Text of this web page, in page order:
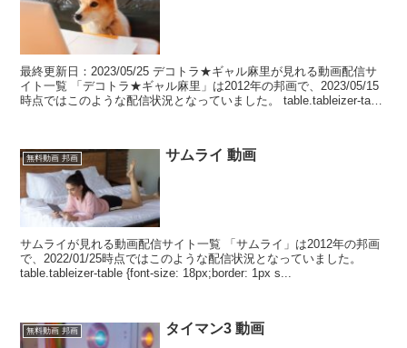
最終更新日：2023/05/25 デコトラ★ギャル麻里が見れる動画配信サ
イト一覧 「デコトラ★ギャル麻里」は2012年の邦画で、2023/05/15
時点ではこのような配信状況となっていました。 table.tableizer-table
無料動画 邦画 サムライ 動画
サムライが見れる動画配信サイト一覧 「サムライ」は2012年の邦画
で、2022/01/25時点ではこのような配信状況となっていました。
table.tableizer-table {font-size: 18px;border: 1px s...
無料動画 邦画 タイマン3 動画